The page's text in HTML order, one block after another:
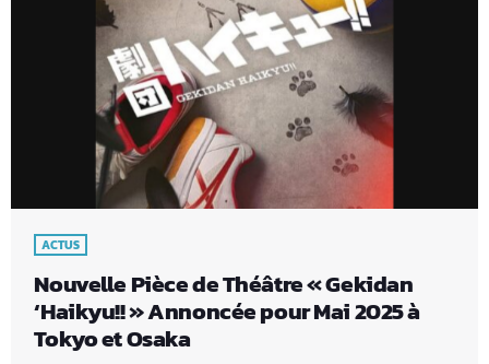
ACTUS
Nouvelle Pièce de Théâtre « Gekidan
‘Haikyu!! » Annoncée pour Mai 2025 à
Tokyo et Osaka